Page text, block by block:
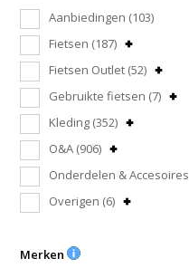
Aanbiedingen (103)
Fietsen (187)
Fietsen Outlet (52)
Gebruikte fietsen (7)
Kleding (352)
O&A (906)
Onderdelen & Accesoires
Overigen (6)
Merken